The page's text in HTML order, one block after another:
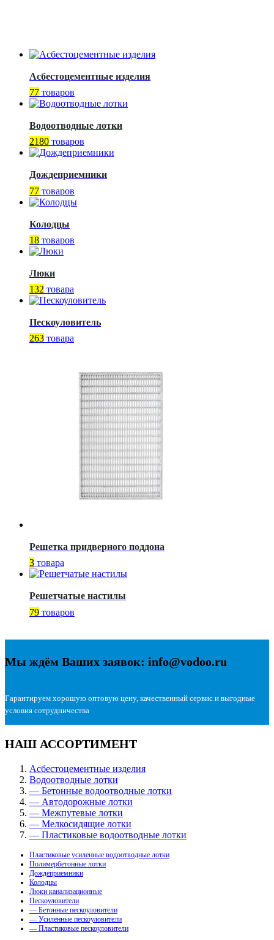
Асбестоцементные изделия
77 товаров
Водоотводные лотки
2180 товаров
Дождеприемники
77 товаров
Колодцы
18 товаров
Люки
132 товара
Пескоуловитель
263 товара
Решетка придверного поддона
3 товара
Решетчатые настилы
79 товаров
Мы ждём Ваших заявок: info@vodoo.ru
Гарантируем хорошую оптовую цену, качественный сервис и выгодные
условия сотрудничества
НАШ АССОРТИМЕНТ
Асбестоцементные изделия
Водоотводные лотки
— Бетонные водоотводные лотки
— Автодорожные лотки
— Межпутевые лотки
— Мелкосидящие лотки
— Пластиковые водоотводные лотки
Пластиковые усиленные водоотводные лотки
Полимербетонные лотки
Дождеприемники
Колодцы
Люки канализационные
Пескоуловители
— Бетонные пескоуловители
— Усиленные пескоуловители
— Пластиковые пескоуловители